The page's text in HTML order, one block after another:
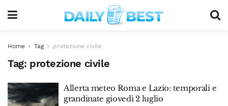
Home Tag protezione civile
Tag: protezione civile
Allerta meteo Roma e Lazio: temporali e
grandinate giovedì 2 luglio